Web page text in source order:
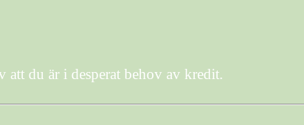
du är i desperat behov av kredit.